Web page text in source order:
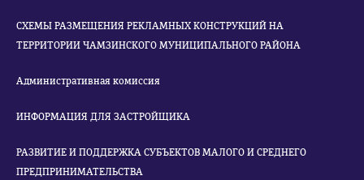
СХЕМЫ РАЗМЕЩЕНИЯ РЕКЛАМНЫХ КОНСТРУКЦИЙ НА
ТЕРРИТОРИИ ЧАМЗИНСКОГО МУНИЦИПАЛЬНОГО РАЙОНА
Административная комиссия
ИНФОРМАЦИЯ ДЛЯ ЗАСТРОЙЩИКА
РАЗВИТИЕ И ПОДДЕРЖКА СУБЪЕКТОВ МАЛОГО И СРЕДНЕГО
ПРЕДПРИНИМАТЕЛЬСТВА